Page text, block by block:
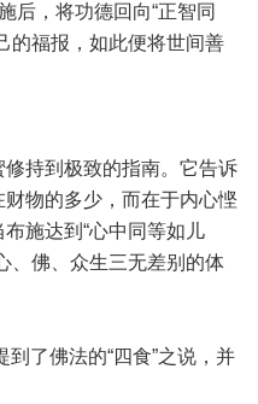
后，将功德回向“正智同
的福报，如此便将世间善
修持到极致的指南。它告诉
物的多少，而在于内心悭
施达到“心中同等如儿
、佛、众生三无差别的体
了佛法的“四食”之说，并